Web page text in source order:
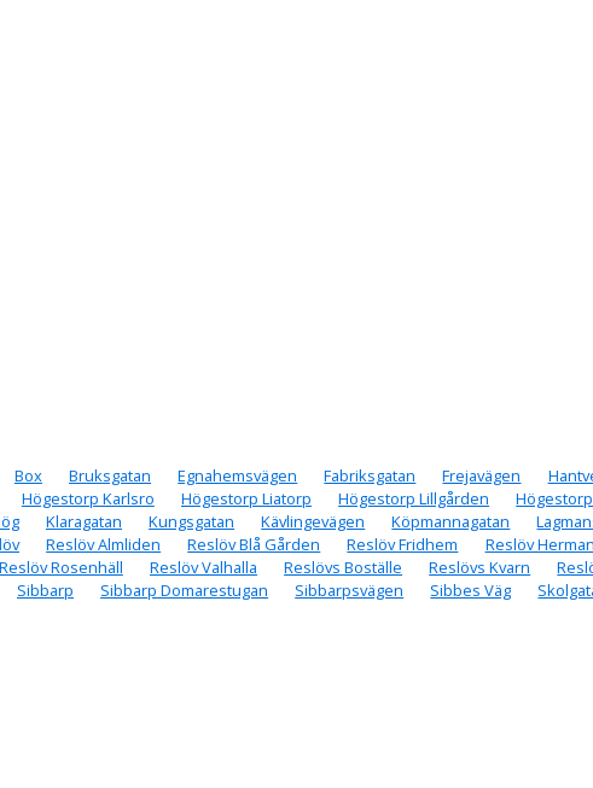
Box Bruksgatan Egnahemsvägen Fabriksgatan Frejavägen
Högestorp Karlsro Högestorp Liatorp Högestorp Lillgården
Klaragatan Kungsgatan Kävlingevägen Köpmannagatan
Reslöv Almliden Reslöv Blå Gården Reslöv Fridhem Reslöv
Reslöv Rosenhäll Reslöv Valhalla Reslövs Boställe Reslövs Kvarn
Sibbarp Sibbarp Domarestugan Sibbarpsvägen Sibbes Väg